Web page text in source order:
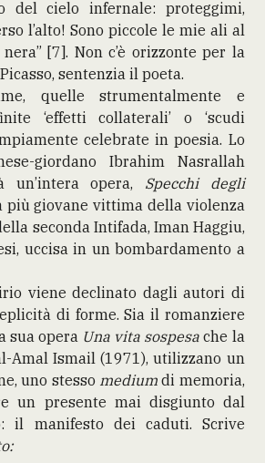
del cielo infernale: proteggimi,
l’alto! Sono piccole le mie ali al
[7]. Non c’è orizzonte per la
sentenzia il poeta.
quelle strumentalmente e
‘effetti collaterali’ o ‘scudi
celebrate in poesia. Lo
giordano Ibrahim Nasrallah
un’intera opera, Specchi degli
più giovane vittima della violenza
seconda Intifada, Iman Haggiu,
uccisa in un bombardamento a
viene declinato dagli autori di
di forme. Sia il romanziere
sua opera Una vita sospesache la
Amal Ismail (1971), utilizzano un
uno stesso mediumdi memoria,
un presente mai disgiunto dal
il manifesto dei caduti. Scrive